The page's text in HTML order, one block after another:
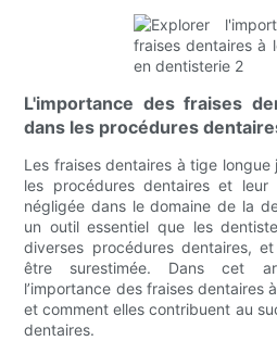
L'importance des fraises
dans les procédures
Les fraises dentaires à tige
les procédures dentaires et
négligée dans le domaine de la
un outil essentiel que les
diverses procédures dentaires,
être surestimée. Dans cet
l’importance des fraises dentaires
et comment elles contribuent au
dentaires.